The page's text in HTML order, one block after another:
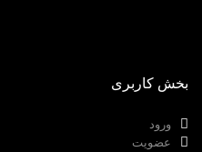
بخش کاربری
ورود
عضویت